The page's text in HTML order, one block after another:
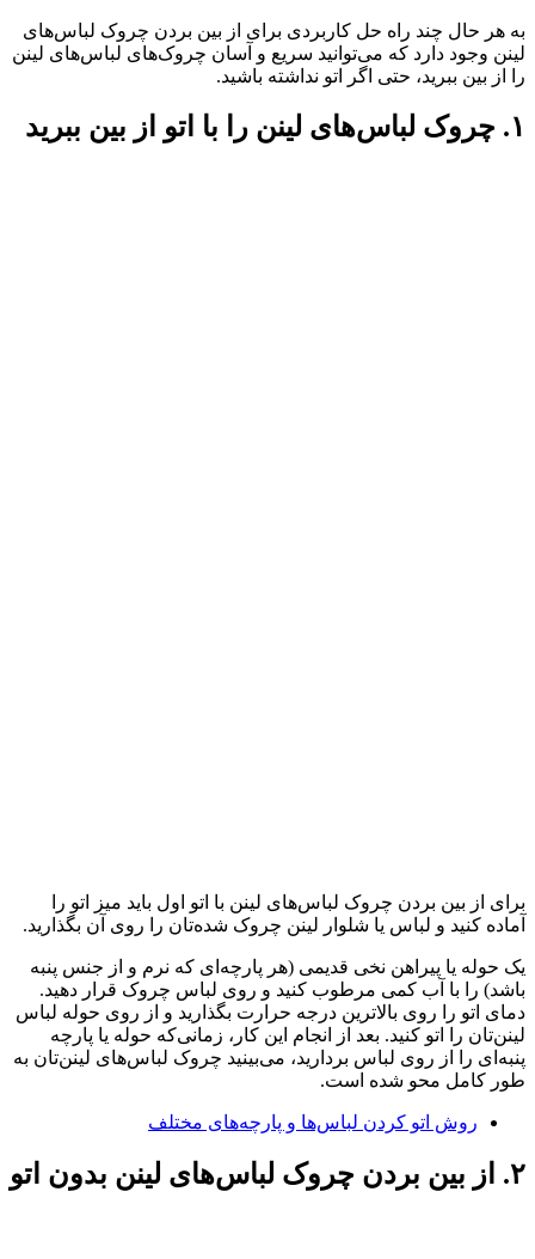
به هر حال چند راه حل کاربردی برای از بین بردن چروک لباس‌های
لینن وجود دارد که می‌توانید سریع و آسان چروک‌های لباس‌های لینن
را از بین ببرید، حتی اگر اتو نداشته باشید.
۱. چروک لباس‌های لینن را با اتو از بین ببرید
برای از بین بردن چروک لباس‌های لینن با اتو اول باید میز اتو را
آماده کنید و لباس یا شلوار لینن چروک شده‌تان را روی آن بگذارید.
یک حوله یا پیراهن نخی قدیمی (هر پارچه‌ای که نرم و از جنس پنبه
باشد) را با آب کمی مرطوب کنید و روی لباس چروک قرار دهید.
دمای اتو را روی بالاترین درجه حرارت بگذارید و از روی حوله‌ لباس
لینن‌تان را اتو کنید. بعد از انجام این کار، زمانی‌که حوله یا پارچه
پنبه‌ای را از روی لباس بردارید، می‌بینید چروک لباس‌های لینن‌تان به
طور کامل محو شده است.
روش اتو کردن لباس‌ها و پارچه‌های مختلف
۲. از بین بردن چروک لباس‌های لینن بدون اتو